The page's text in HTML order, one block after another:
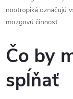
nootropiká označujú
mozgovú činnosť.
Čo by
spĺňať